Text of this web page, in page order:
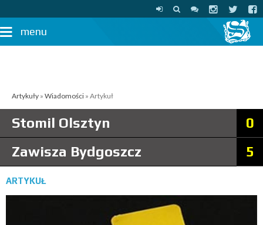
menu
Artykuły » Wiadomości » Artykuł
Stomil Olsztyn
0
Zawisza Bydgoszcz
5
ARTYKUŁ